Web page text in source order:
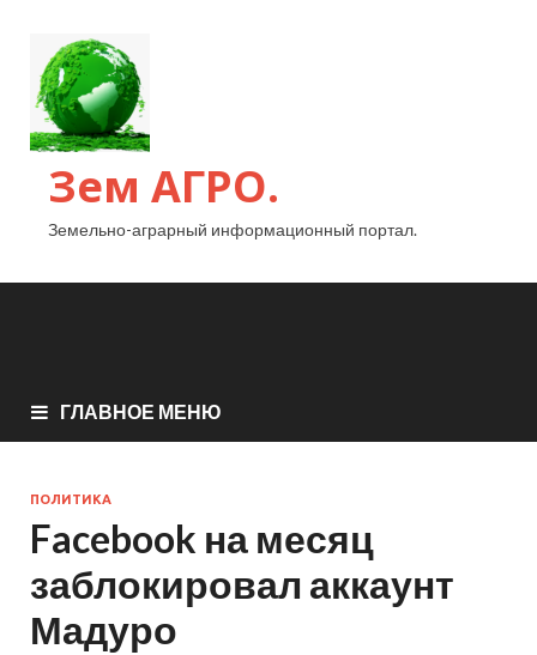
Зем АГРО.
Земельно-аграрный информационный портал.
ГЛАВНОЕ МЕНЮ
ПОЛИТИКА
Facebook на месяц
заблокировал аккаунт
Мадуро